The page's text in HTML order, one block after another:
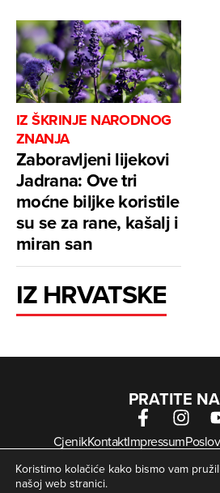
IZ ŠKRINJE NARODNOG
ZNANJA
Zaboravljeni lijekovi
Jadrana: Ove tri
moćne biljke koristile
su se za rane, kašalj i
miran san
IZ HRVATSKE
PRATITE
CjenikKontaktImpressum
Arhiva digitalnih novina
Uvjeti
Kolačići
Koristimo kolačiće kako bismo vam
našoj web stranici.